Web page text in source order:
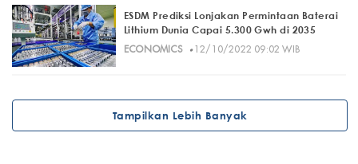
ESDM Prediksi Lonjakan Permintaan Baterai
Lithium Dunia Capai 5.300 Gwh di 2035
ECONOMICS· 12/10/2022 09:02 WIB
Tampilkan Lebih Banyak